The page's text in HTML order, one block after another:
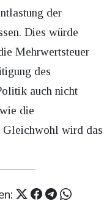
der
Dies würde
Mehrwertsteuer
des
auch nicht
die
Gleichwohl wird das